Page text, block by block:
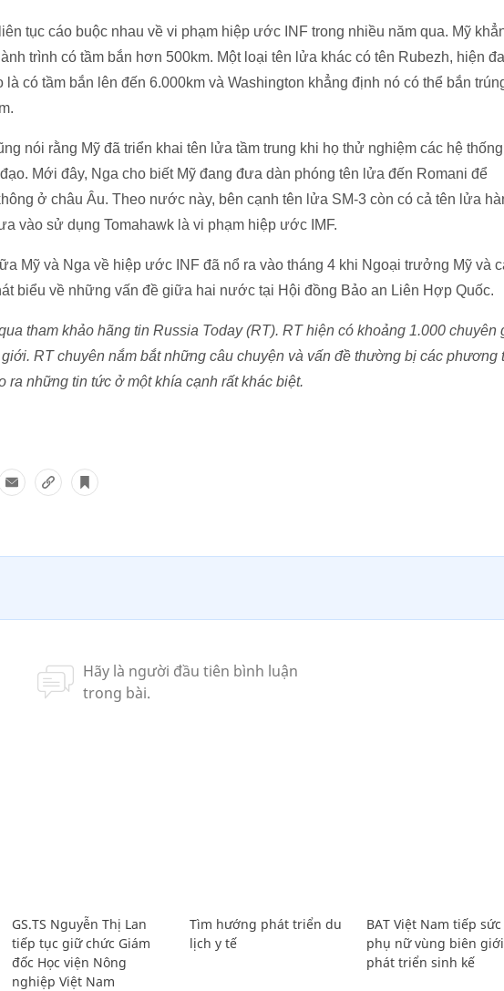
tục cáo buộc nhau về vi phạm hiệp ước INF trong nhiều năm qua. Mỹ
trình có tầm bắn hơn 500km. Một loại tên lửa khác có tên Rubezh, hiện
có tầm bắn lên đến 6.000km và Washington khẳng định nó có thể bắn
nói rằng Mỹ đã triển khai tên lửa tầm trung khi họ thử nghiệm các hệ thống
Mới đây, Nga cho biết Mỹ đang đưa dàn phóng tên lửa đến Romani để
ở châu Âu. Theo nước này, bên cạnh tên lửa SM-3 còn có cả tên lửa
vào sử dụng Tomahawk là vi phạm hiệp ước IMF.
Mỹ và Nga về hiệp ước INF đã nổ ra vào tháng 4 khi Ngoại trưởng Mỹ và
biểu về những vấn đề giữa hai nước tại Hội đồng Bảo an Liên Hợp Quốc.
tham khảo hãng tin Russia Today (RT). RT hiện có khoảng 1.000 chuyên
RT chuyên nắm bắt những câu chuyện và vấn đề thường bị các phương
ra những tin tức ở một khía cạnh rất khác biệt.
GS.TS Nguyễn Thị Lan
tiếp tục giữ chức Giám
đốc Học viện Nông
nghiệp Việt Nam
Tìm hướng phát triển du
lịch y tế
BAT Việt Nam tiếp sức
phụ nữ vùng biên giới
phát triển sinh kế